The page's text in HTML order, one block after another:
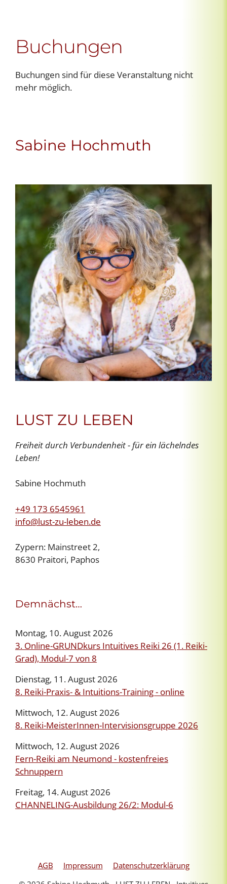
Buchungen
Buchungen sind für diese Veranstaltung nicht
mehr möglich.
Sabine Hochmuth
LUST ZU LEBEN
Freiheit durch Verbundenheit - für ein lächelndes
Leben!
Sabine Hochmuth
+49 173 6545961
info@lust-zu-leben.de
Zypern: Mainstreet 2,
8630 Praitori, Paphos
Demnächst…
Montag, 10. August 2026
3. Online-GRUNDkurs Intuitives Reiki 26 (1. Reiki-
Grad), Modul-7 von 8
Dienstag, 11. August 2026
8. Reiki-Praxis- & Intuitions-Training - online
Mittwoch, 12. August 2026
8. Reiki-MeisterInnen-Intervisionsgruppe 2026
Mittwoch, 12. August 2026
Fern-Reiki am Neumond - kostenfreies
Schnuppern
Freitag, 14. August 2026
CHANNELING-Ausbildung 26/2: Modul-6
AGB Impressum
Datenschutzerklärung